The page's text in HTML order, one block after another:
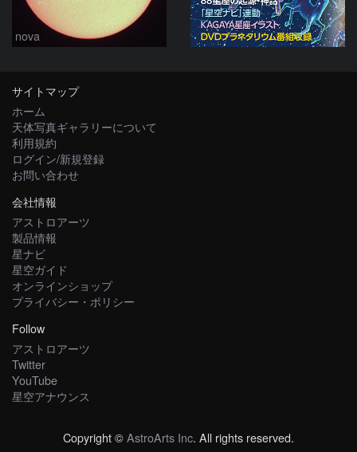
nova
サイトマップ
ホーム
天体写真ギャラリーについて
利用規約
ログイン/新規登録
お問い合わせ
会社情報
アストロアーツ
製品情報
星ナビ
星空ガイド
オンラインショップ
プライバシー・ポリシー
Follow
アストロアーツ
Twitter
YouTube
星空アナウンス
Copyright ©AstroArts Inc. All rights reserved.